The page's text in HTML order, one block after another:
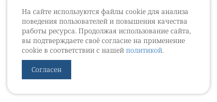
На сайте используются файлы cookie для анализа
поведения пользователей и повышения качества
работы ресурса. Продолжая использование сайта,
вы подтверждаете своё согласие на применение
cookie в соответствии с нашей политикой.
Согласен